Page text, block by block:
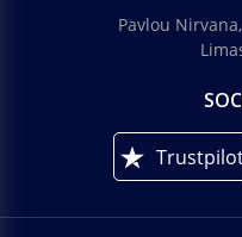
Pavlou